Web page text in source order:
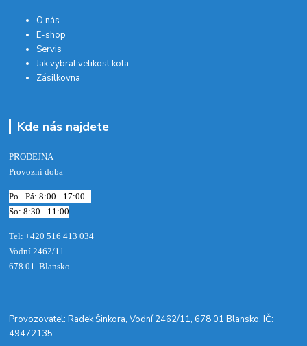
O nás
E-shop
Servis
Jak vybrat velikost kola
Zásilkovna
Kde nás najdete
PRODEJNA
Provozní doba
Po - Pá: 8:00 - 17:00
So: 8:30 - 11:00
Tel: +420 516 413 034‬
Vodní 2462/11
678 01 Blansko
​Provozovatel: Radek Šinkora, Vodní 2462/11, 678 01 Blansko, IČ:
49472135